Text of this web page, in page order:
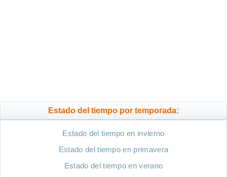
Estado del tiempo por temporada:
Estado del tiempo en invierno
Estado del tiempo en primavera
Estado del tiempo en verano